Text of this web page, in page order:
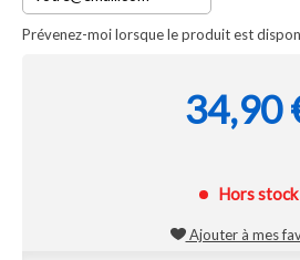
Prévenez-moi lorsque le produit est
34,90
Hors stock
Ajouter à mes